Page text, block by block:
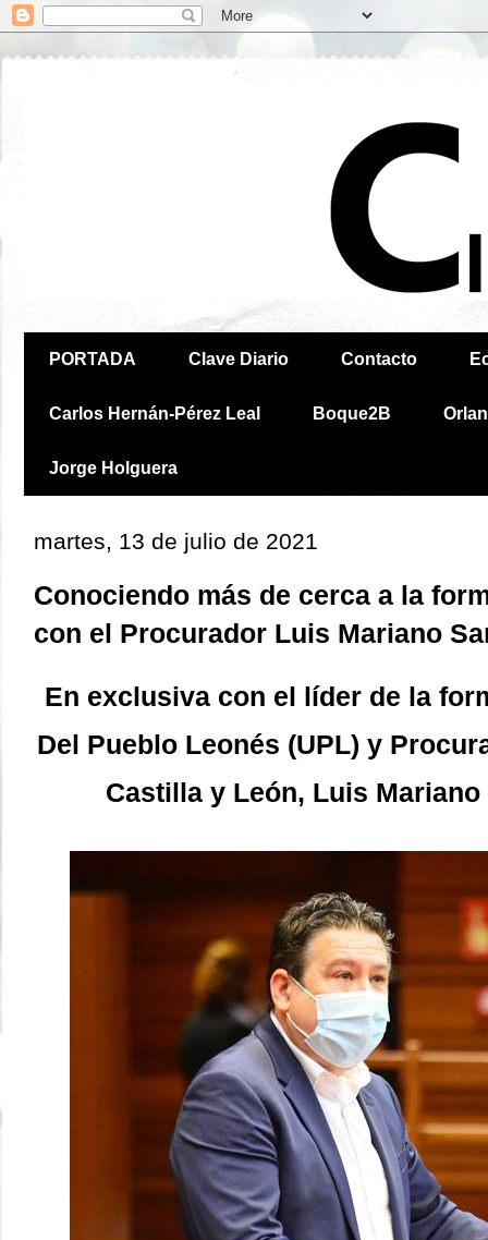
PORTADA Clave Diario Contacto
Carlos Hernán-Pérez Leal Boque2B
Jorge Holguera
martes, 13 de julio de 2021
Conociendo más de cerca a la
con el Procurador Luis Mariano
En exclusiva con el líder de la
Del Pueblo Leonés (UPL) y
Castilla y León, Luis